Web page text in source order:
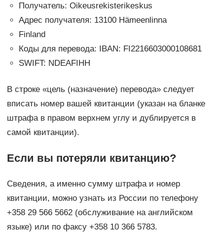
Получатель: Oikeusrekisterikeskus
Адрес получателя: 13100 Hämeenlinna
Finland
Коды для перевода: IBAN: FI2216603000108681
SWIFT: NDEAFIHH
В строке «цель (назначение) перевода» следует
вписать номер вашей квитанции (указан на бланке
штрафа в правом верхнем углу и дублируется в
самой квитанции).
Если вы потеряли квитанцию?
Сведения, а именно сумму штрафа и номер
квитанции, можно узнать из России по телефону
+358 29 566 5662 (обслуживание на английском
языке) или по факсу +358 10 366 5783.